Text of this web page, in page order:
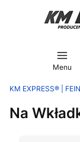
Menu
KM EXPRESS® |
Na